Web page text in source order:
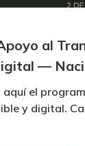
al
—
aquí el
y digital.